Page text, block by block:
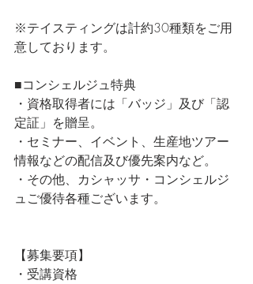
※テイスティングは計約30種類をご用
意しております。
■コンシェルジュ特典
・資格取得者には「バッジ」及び「認
定証」を贈呈。
・セミナー、イベント、生産地ツアー
情報などの配信及び優先案内など。
・その他、カシャッサ・コンシェルジ
ュご優待各種ございます。
【募集要項】
・受講資格